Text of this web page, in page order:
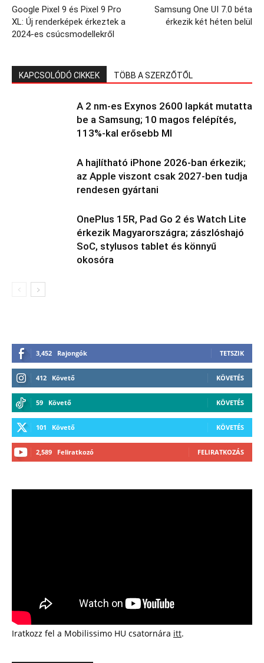
Google Pixel 9 és Pixel 9 Pro
XL: Új renderképek érkeztek a
2024-es csúcsmodellekről
Samsung One UI 7.0 béta
érkezik két héten belül
KAPCSOLÓDÓ CIKKEK TÖBB A SZERZŐTŐL
A 2 nm-es Exynos 2600 lapkát mutatta
be a Samsung; 10 magos felépítés,
113%-kal erősebb MI
A hajlítható iPhone 2026-ban érkezik;
az Apple viszont csak 2027-ben tudja
rendesen gyártani
OnePlus 15R, Pad Go 2 és Watch Lite
érkezik Magyarországra; zászlóshajó
SoC, stylusos tablet és könnyű
okosóra
3,452 Rajongók TETSZIK
412 Követő KÖVETÉS
59 Követő KÖVETÉS
101 Követő KÖVETÉS
2,589 Feliratkozó FELIRATKOZÁS
Iratkozz fel a Mobilissimo HU csatornára itt.